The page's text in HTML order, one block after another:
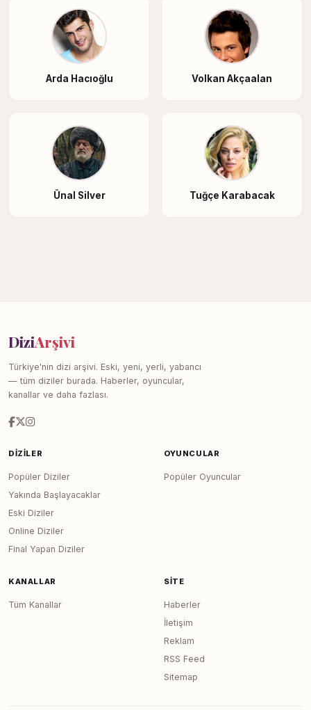
Arda Hacıoğlu Volkan Akçaalan
Ünal Silver Tuğçe Karabacak
DiziArşivi
Türkiye'nin dizi arşivi. Eski, yeni, yerli, yabancı
— tüm diziler burada. Haberler, oyuncular,
kanallar ve daha fazlası.
DIZILER
Popüler Diziler
Yakında Başlayacaklar
Eski Diziler
Online Diziler
Final Yapan Diziler
OYUNCULAR
Popüler Oyuncular
KANALLAR
Tüm Kanallar
SITE
Haberler
İletişim
Reklam
RSS Feed
Sitemap